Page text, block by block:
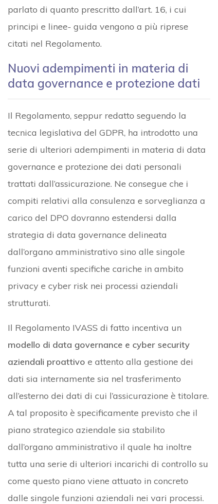
parlato di quanto prescritto dall’art. 16, i cui
principi e linee- guida vengono a più riprese
citati nel Regolamento.
Nuovi adempimenti in materia di
data governance e protezione dati
Il Regolamento, seppur redatto seguendo la
tecnica legislativa del GDPR, ha introdotto una
serie di ulteriori adempimenti in materia di data
governance e protezione dei dati personali
trattati dall’assicurazione. Ne consegue che i
compiti relativi alla consulenza e sorveglianza a
carico del DPO dovranno estendersi dalla
strategia di data governance delineata
dall’organo amministrativo sino alle singole
funzioni aventi specifiche cariche in ambito
privacy e cyber risk nei processi aziendali
strutturati.
Il Regolamento IVASS di fatto incentiva un
modello di data governance e cyber security
aziendali proattivo e attento alla gestione dei
dati sia internamente sia nel trasferimento
all’esterno dei dati di cui l’assicurazione è titolare.
A tal proposito è specificamente previsto che il
piano strategico aziendale sia stabilito
dall’organo amministrativo il quale ha inoltre
tutta una serie di ulteriori incarichi di controllo su
come questo piano viene attuato in concreto
dalle singole funzioni aziendali nei vari processi.